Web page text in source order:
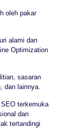
oleh pakar
alami dan
Optimization
sasaran
dan lainnya.
terkemuka
dan
tertandingi